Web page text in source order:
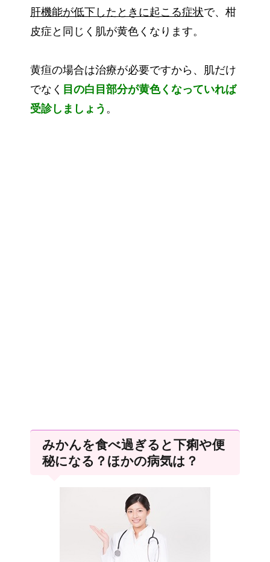
肝機能が低下したときに起こる症状で、柑
皮症と同じく肌が黄色くなります。
黄疸の場合は治療が必要ですから、肌だけ
でなく 目の白目部分が黄色くなっていれば
受診しましょう 。
みかんを食べ過ぎると下痢や便
秘になる？ほかの病気は？